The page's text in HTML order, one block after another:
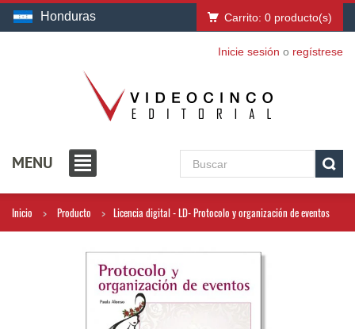
Honduras Carrito: 0 producto(s)
Inicie sesión o regístrese
MENU
Inicio Producto Licencia digital - LD- Protocolo y organización de eventos